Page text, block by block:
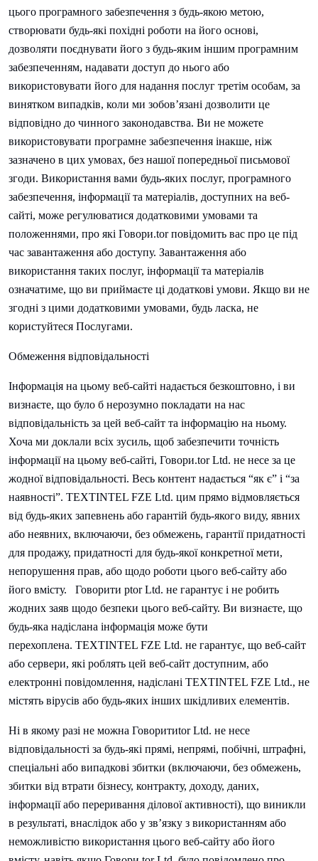
цього програмного забезпечення з будь-якою метою,
створювати будь-які похідні роботи на його основі,
дозволяти поєднувати його з будь-яким іншим програмним
забезпеченням, надавати доступ до нього або
використовувати його для надання послуг третім особам, за
винятком випадків, коли ми зобов’язані дозволити це
відповідно до чинного законодавства. Ви не можете
використовувати програмне забезпечення інакше, ніж
зазначено в цих умовах, без нашої попередньої письмової
згоди. Використання вами будь-яких послуг, програмного
забезпечення, інформації та матеріалів, доступних на веб-
сайті, може регулюватися додатковими умовами та
положеннями, про які Говори.tor повідомить вас про це під
час завантаження або доступу. Завантаження або
використання таких послуг, інформації та матеріалів
означатиме, що ви приймаєте ці додаткові умови. Якщо ви не
згодні з цими додатковими умовами, будь ласка, не
користуйтеся Послугами.
Обмеження відповідальності
Інформація на цьому веб-сайті надається безкоштовно, і ви
визнаєте, що було б нерозумно покладати на нас
відповідальність за цей веб-сайт та інформацію на ньому.
Хоча ми доклали всіх зусиль, щоб забезпечити точність
інформації на цьому веб-сайті, Говори.tor Ltd. не несе за це
жодної відповідальності. Весь контент надається “як є” і “за
наявності”. TEXTINTEL FZE Ltd. цим прямо відмовляється
від будь-яких запевнень або гарантій будь-якого виду, явних
або неявних, включаючи, без обмежень, гарантії придатності
для продажу, придатності для будь-якої конкретної мети,
непорушення прав, або щодо роботи цього веб-сайту або
його вмісту.
Говорити ptor Ltd. не гарантує і не робить
жодних заяв щодо безпеки цього веб-сайту. Ви визнаєте, що
будь-яка надіслана інформація може бути
перехоплена. TEXTINTEL FZE Ltd. не гарантує, що веб-сайт
або сервери, які роблять цей веб-сайт доступним, або
електронні повідомлення, надіслані TEXTINTEL FZE Ltd., не
містять вірусів або будь-яких інших шкідливих елементів.
Ні в якому разі не можна Говоритиtor Ltd. не несе
відповідальності за будь-які прямі, непрямі, побічні, штрафні,
спеціальні або випадкові збитки (включаючи, без обмежень,
збитки від втрати бізнесу, контракту, доходу, даних,
інформації або переривання ділової активності), що виникли
в результаті, внаслідок або у зв’язку з використанням або
неможливістю використання цього веб-сайту або його